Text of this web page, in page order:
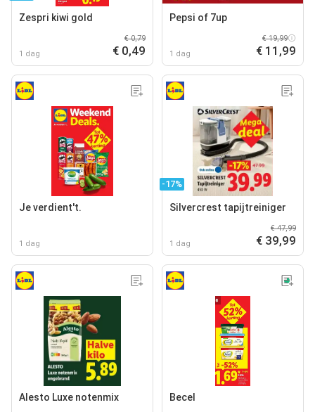
Zespri kiwi gold
1 dag
€ 0,79
€ 0,49
Pepsi of 7up
1 dag
€ 19,99
€ 11,99
Je verdient't.
1 dag
-17%
Silvercrest tapijtreiniger
1 dag
€ 47,99
€ 39,99
Alesto Luxe notenmix Becel